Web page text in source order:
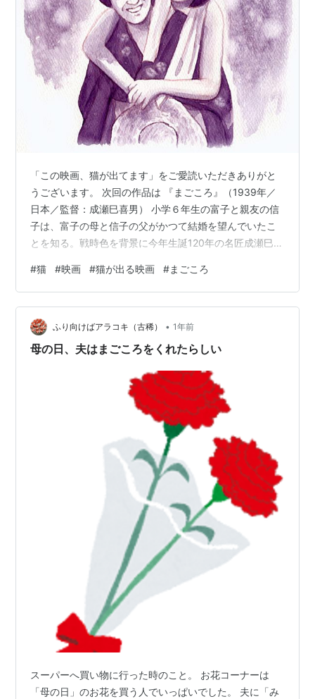
「この映画、猫が出てます」をご愛読いただきありがと
うございます。 次回の作品は 『まごころ』（1939年／
日本／監督：成瀬巳喜男） 小学６年生の富子と親友の信
子は、富子の母と信子の父がかつて結婚を望んでいたこ
とを知る。戦時色を背景に今年生誕120年の名匠成瀬巳喜
方へ◆過去の記事の検索には、ブログ画面最下部、オレ
ンジのエリア内の「カテゴリー」「月別アーカイブ」ま
たは検索窓をご利用ください。
#猫 #映画 #猫が出る映画 #まごころ
ふり向けばアラコキ（古稀） • 1年前
母の日、夫はまごころをくれたらしい
スーパーへ買い物に行った時のこと。 お花コーナーは
「母の日」のお花を買う人でいっぱいでした。 夫に「み